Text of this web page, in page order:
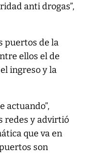
anti drogas”,
puertos de la
ellos el de
ingreso y la
actuando”,
redes y advirtió
que va en
son